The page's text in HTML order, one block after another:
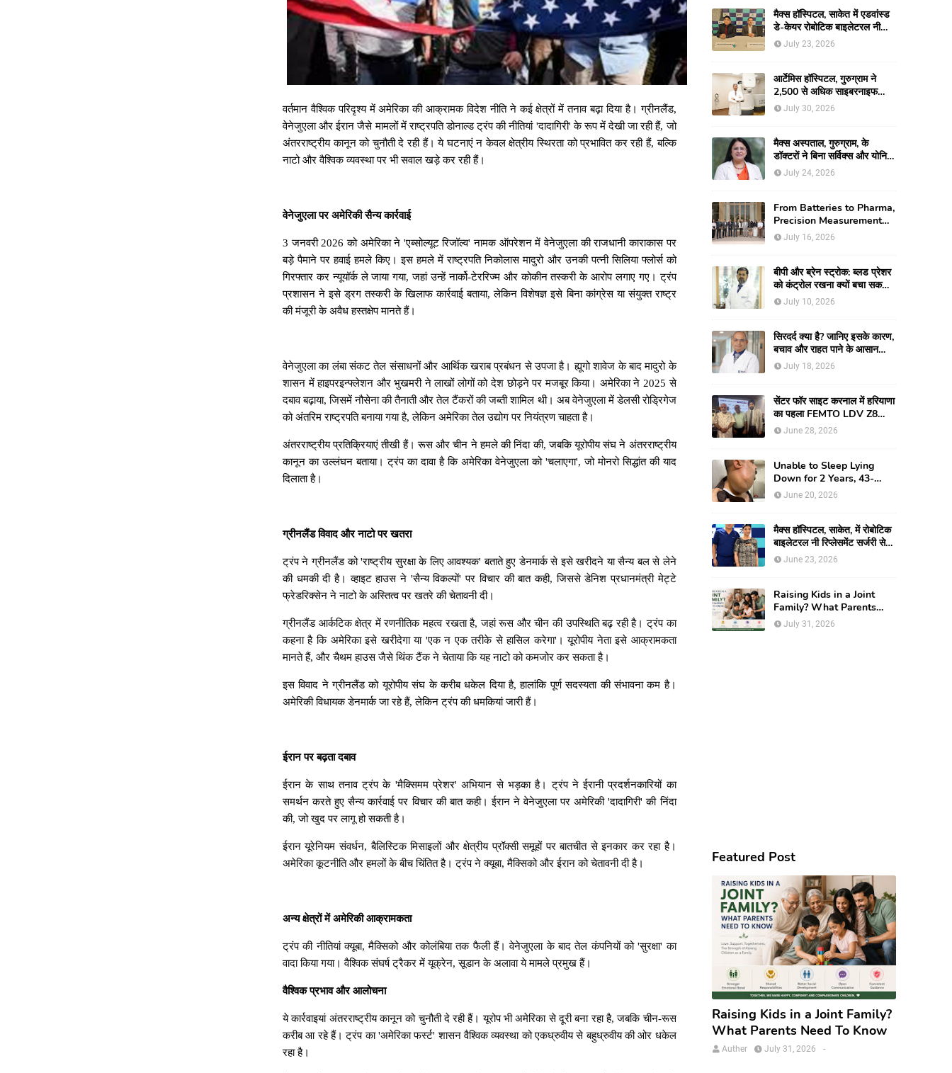
वर्तमान वैश्विक परिदृश्य में अमेरिका की आक्रामक विदेश नीति ने कई क्षेत्रों में तनाव बढ़ा दिया है। ग्रीनलैंड,
वेनेजुएला और ईरान जैसे मामलों में राष्ट्रपति डोनाल्ड ट्रंप की नीतियां 'दादागिरी'के रूप में देखी जा रही हैं,जो
अंतरराष्ट्रीय कानून को चुनौती दे रही हैं। ये घटनाएं न केवल क्षेत्रीय स्थिरता को प्रभावित कर रही हैं,बल्कि
नाटो और वैश्विक व्यवस्था पर भी सवाल खड़े कर रही हैं।
वेनेजुएला पर अमेरिकी सैन्य कार्रवाई
3जनवरी 2026को अमेरिका ने 'एब्सोल्यूट रिजॉल्व'नामक ऑपरेशन में वेनेजुएला की राजधानी काराकास पर
बड़े पैमाने पर हवाई हमले किए। इस हमले में राष्ट्रपति निकोलास मादुरो और उनकी पत्नी सिलिया फ्लोर्स को
गिरफ्तार कर न्यूयॉर्क ले जाया गया,जहां उन्हें नार्को-टेररिज्म और कोकीन तस्करी के आरोप लगाए गए। ट्रंप
प्रशासन ने इसे ड्रग तस्करी के खिलाफ कार्रवाई बताया,लेकिन विशेषज्ञ इसे बिना कांग्रेस या संयुक्त राष्ट्र
की मंजूरी के अवैध हस्तक्षेप मानते हैं।
वेनेजुएला का लंबा संकट तेल संसाधनों और आर्थिक खराब प्रबंधन से उपजा है। ह्यूगो शावेज के बाद मादुरो के
शासन में हाइपरइन्फ्लेशन और भुखमरी ने लाखों लोगों को देश छोड़ने पर मजबूर किया। अमेरिका ने 2025से
दबाव बढ़ाया,जिसमें नौसेना की तैनाती और तेल टैंकरों की जब्ती शामिल थी। अब वेनेजुएला में डेलसी रोड्रिगेज
को अंतरिम राष्ट्रपति बनाया गया है,लेकिन अमेरिका तेल उद्योग पर नियंत्रण चाहता है।
अंतरराष्ट्रीय प्रतिक्रियाएं तीखी हैं। रूस और चीन ने हमले की निंदा की,जबकि यूरोपीय संघ ने अंतरराष्ट्रीय
कानून का उल्लंघन बताया। ट्रंप का दावा है कि अमेरिका वेनेजुएला को 'चलाएगा',जो मोनरो सिद्धांत की याद
दिलाता है।
ग्रीनलैंड विवाद और नाटो पर खतरा
ट्रंप ने ग्रीनलैंड को 'राष्ट्रीय सुरक्षा के लिए आवश्यक'बताते हुए डेनमार्क से इसे खरीदने या सैन्य बल से लेने
की धमकी दी है। व्हाइट हाउस ने 'सैन्य विकल्पों'पर विचार की बात कही,जिससे डेनिश प्रधानमंत्री मेट्टे
फ्रेडरिक्सेन ने नाटो के अस्तित्व पर खतरे की चेतावनी दी।
ग्रीनलैंड आर्कटिक क्षेत्र में रणनीतिक महत्व रखता है,जहां रूस और चीन की उपस्थिति बढ़ रही है। ट्रंप का
कहना है कि अमेरिका इसे खरीदेगा या 'एक न एक तरीके से हासिल करेगा' । यूरोपीय नेता इसे आक्रामकता
मानते हैं, और चैथम हाउस जैसे थिंक टैंक ने चेताया कि यह नाटो को कमजोर कर सकता है।
इस विवाद ने ग्रीनलैंड को यूरोपीय संघ के करीब धकेल दिया है,हालांकि पूर्ण सदस्यता की संभावना कम है।
अमेरिकी विधायक डेनमार्क जा रहे हैं,लेकिन ट्रंप की धमकियां जारी हैं।
ईरान पर बढ़ता दबाव
ईरान के साथ तनाव ट्रंप के 'मैक्सिमम प्रेशर'अभियान से भड़का है। ट्रंप ने ईरानी प्रदर्शनकारियों का
समर्थन करते हुए सैन्य कार्रवाई पर विचार की बात कही। ईरान ने वेनेजुएला पर अमेरिकी 'दादागिरी'की निंदा
की,जो खुद पर लागू हो सकती है।
ईरान यूरेनियम संवर्धन,बैलिस्टिक मिसाइलों और क्षेत्रीय प्रॉक्सी समूहों पर बातचीत से इनकार कर रहा है।
अमेरिका कूटनीति और हमलों के बीच चिंतित है। ट्रंप ने क्यूबा,मैक्सिको और ईरान को चेतावनी दी है।
अन्य क्षेत्रों में अमेरिकी आक्रामकता
ट्रंप की नीतियां क्यूबा,मैक्सिको और कोलंबिया तक फैली हैं। वेनेजुएला के बाद तेल कंपनियों को 'सुरक्षा'का
वादा किया गया। वैश्विक संघर्ष ट्रैकर में यूक्रेन,सूडान के अलावा ये मामले प्रमुख हैं।
वैश्विक प्रभाव और आलोचना
ये कार्रवाइयां अंतरराष्ट्रीय कानून को चुनौती दे रही हैं। यूरोप भी अमेरिका से दूरी बना रहा है,जबकि चीन-रूस
करीब आ रहे हैं। ट्रंप का 'अमेरिका फर्स्ट'शासन वैश्विक व्यवस्था को एकध्रुवीय से बहुध्रुवीय की ओर धकेल
रहा है।
मैक्स हॉस्पिटल, साकेत में एडवांस्ड
डे-केयर रोबोटिक बाइलेटरल नी
रिप्लेसमेंट सर्जरी से 66-वर्षीय
महिला को मिली नई गतिशीलता
July 23, 2026
आर्टेमिस हॉस्पिटल, गुरुग्राम ने
2,500 से अधिक साइबरनाइफ
रेडियोसर्जरी का ऐतिहासिक आंकड़ा
किया पार, प्रिसिशन ट्रीटमेंट में
July 30, 2026
मैक्स अस्पताल, गुरुग्राम, के
डॉक्टरों ने बिना सर्विक्स और योनि
के जन्मी युवती की दुर्लभ
रिकंस्ट्रक्टिव सर्जरी की
July 24, 2026
From Batteries to Pharma,
Precision Measurement
Emerging as
Manufacturing's New
July 16, 2026
बीपी और ब्रेन स्ट्रोक: ब्लड प्रेशर
को कंट्रोल रखना क्यों बचा सकता
है आपकी जान
July 10, 2026
सिरदर्द क्या है? जानिए इसके कारण,
बचाव और राहत पाने के आसान
तरीकेJuly 18, 2026
सेंटर फॉर साइट करनाल में हरियाणा
का पहला FEMTO LDV Z8
लॉन्च, अब एडवांस लेजर मोतियाबिंद
सर्जरी और CLEAR विजन
June 28, 2026
Unable to Sleep Lying
Down for 2 Years, 43-
year-old Man Finds Relief
After Fortis Gurugram
Giant Neck Tumour
June 20, 2026
मैक्स हॉस्पिटल, साकेत, में रोबोटिक
बाइलेटरल नी रिप्लेसमेंट सर्जरी से
61-वर्षीय महिला को मिली नई
जिंदगी, हुआ सेम-डे डिस्चार्ज
June 23, 2026
Raising Kids in a Joint
Family? What Parents
Need To Know
July 31, 2026
Featured Post
Raising Kids in a Joint Family?
What Parents Need To Know
Auther -
July 31, 2026